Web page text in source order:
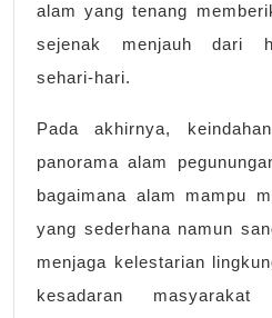
alam yang tenang
sejenak menjauh dari
sehari-hari.
Pada akhirnya,
panorama alam
bagaimana alam mampu
yang sederhana namun
menjaga kelestarian
kesadaran masyarakat